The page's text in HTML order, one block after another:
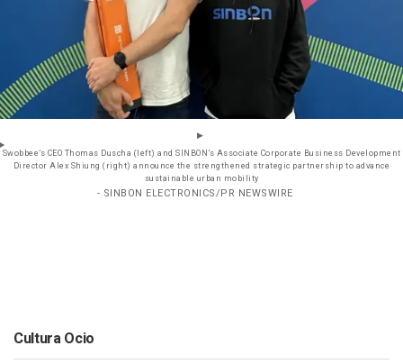
Swobbee’s CEO Thomas Duscha (left) and SINBON’s Associate Corporate Business Development
Director Alex Shiung (right) announce the strengthened strategic partnership to advance
sustainable urban mobility
- SINBON ELECTRONICS/PR NEWSWIRE
Cultura Ocio